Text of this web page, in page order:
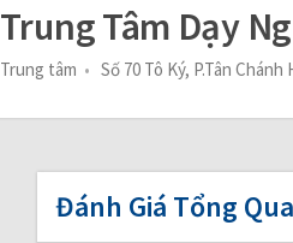
Trung Tâm Dạy
Trung tâm Số 70 Tô Ký, P.Tân Chánh
Đánh Giá Tổng